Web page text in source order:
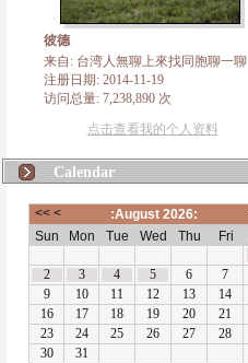
彼德
来自: 台湾人無聊上來找同胞聊一聊
注册日期: 2014-11-19
访问总量: 7,238,890 次
点击查看我的个人资料
Calendar